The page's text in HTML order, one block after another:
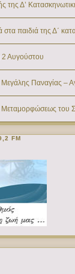
της Δ’
παιδιά της Δ΄
2 Αυγούστου
Παναγίας –
Μεταμορφώσεως του
FM